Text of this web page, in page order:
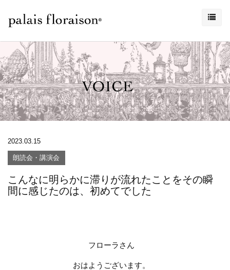
2023.03.15
朗読会・講演会
こんなに明らかに滞りが流れたことをその瞬
間に感じたのは、初めてでした
フローラさん
おはようございます。